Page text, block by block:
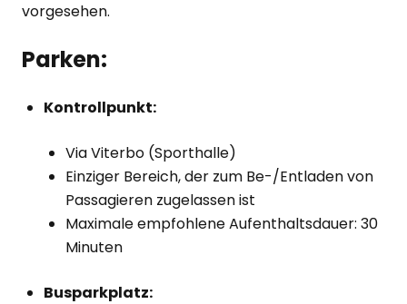
vorgesehen.
Parken:
Kontrollpunkt:
Via Viterbo (Sporthalle)
Einziger Bereich, der zum Be-/Entladen von
Passagieren zugelassen ist
Maximale empfohlene Aufenthaltsdauer: 30
Minuten
Busparkplatz: